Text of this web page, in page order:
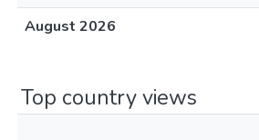
August 2026
Top country views